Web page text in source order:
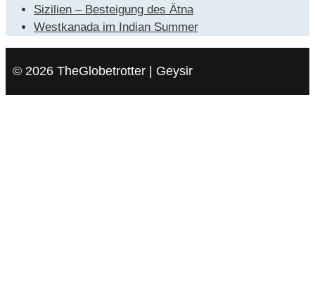
Sizilien – Besteigung des Ätna
Westkanada im Indian Summer
© 2026 TheGlobetrotter | Geysir